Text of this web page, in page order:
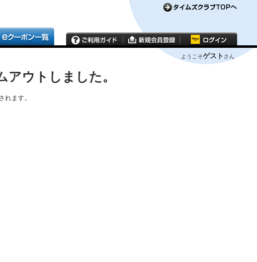
ようこそゲスト さん
ウトしました。
ます。